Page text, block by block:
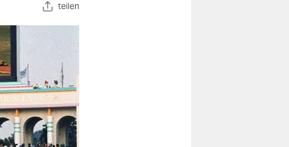
teilen